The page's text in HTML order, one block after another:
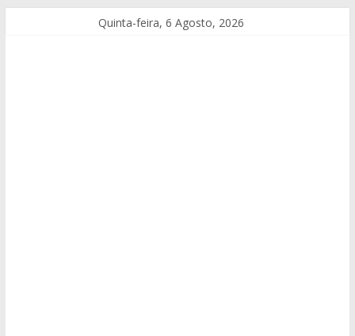
Quinta-feira, 6 Agosto, 2026